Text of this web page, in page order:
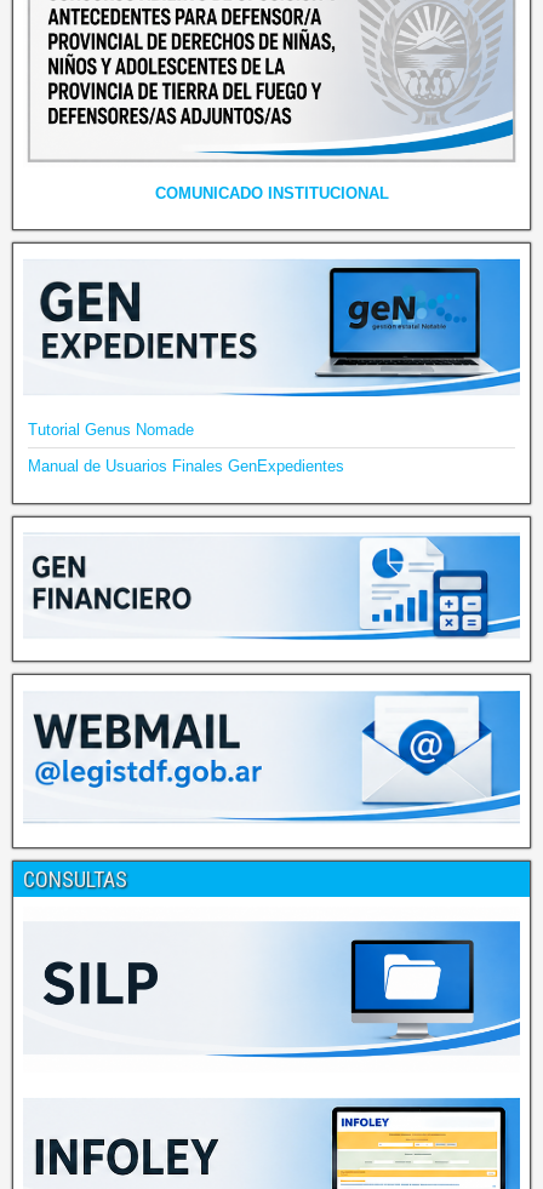
COMUNICADO INSTITUCIONAL
Tutorial Genus Nomade
Manual de Usuarios Finales GenExpedientes
CONSULTAS